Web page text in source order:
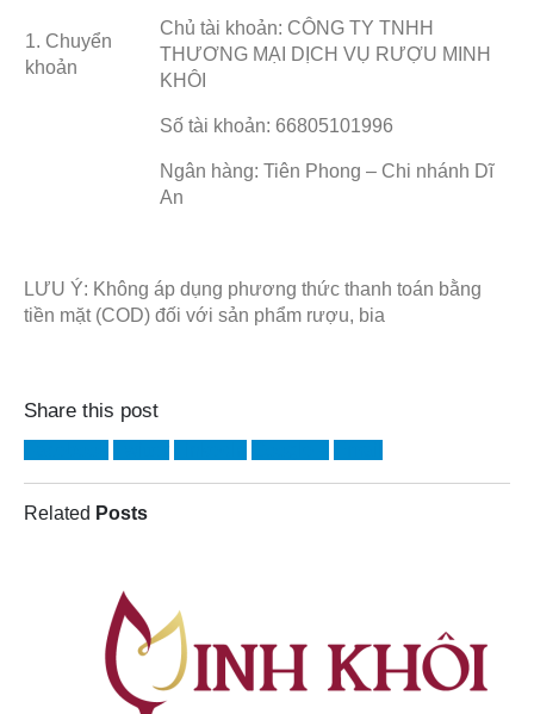
1. Chuyển
khoản
Chủ tài khoản: CÔNG TY TNHH
THƯƠNG MẠI DỊCH VỤ RƯỢU MINH
KHÔI
Số tài khoản: 66805101996
Ngân hàng: Tiên Phong – Chi nhánh Dĩ
An
LƯU Ý: Không áp dụng phương thức thanh toán bằng
tiền mặt (COD) đối với sản phẩm rượu, bia
Share this post
Related Posts